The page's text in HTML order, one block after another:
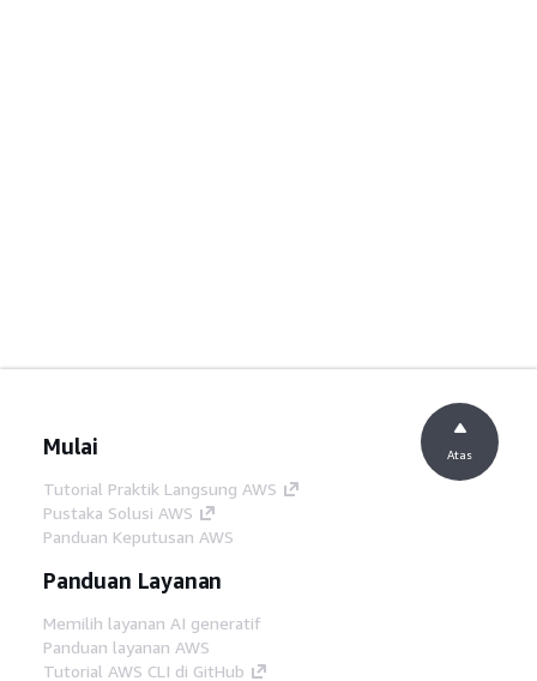
Mulai
Tutorial Praktik Langsung AWS
Pustaka Solusi AWS
Panduan Keputusan AWS
Panduan Layanan
Memilih layanan AI generatif
Panduan layanan AWS
Tutorial AWS CLI di GitHub
Atas